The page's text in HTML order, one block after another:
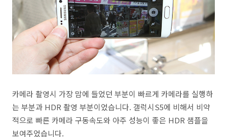
카메라 촬영시 가장 맘에 들었던 부분이 빠르게 카메라를 실행하
는 부분과 HDR 촬영 부분이었습니다. 갤럭시S5에 비해서 비약
적으로 빠른 카메라 구동속도와 아주 성능이 좋은 HDR 샘플을
보여주었습니다.